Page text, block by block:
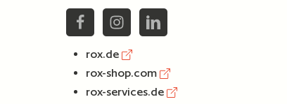
rox.de
rox-shop.com
rox-services.de